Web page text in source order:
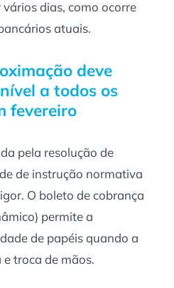
dias, como ocorre
atuais.
deve
a todos os
fevereiro
pela resolução de
de instrução normativa
O boleto de cobrança
permite a
de papéis quando a
troca de mãos.